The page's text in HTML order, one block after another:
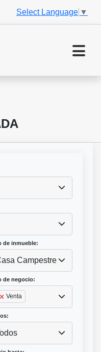
Select Language ▼
de inmueble:
Campestre
de negocio:
Venta